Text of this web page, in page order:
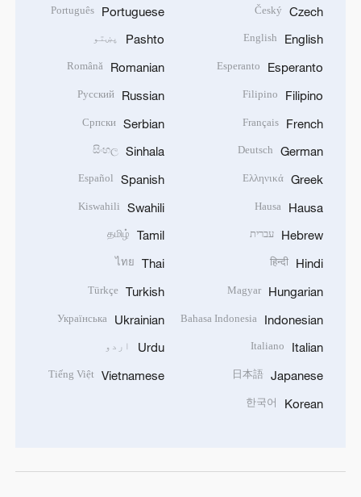
Czech
Český
English
English
Esperanto
Esperanto
Filipino
Filipino
French
Français
German
Deutsch
Greek
Ελληνικά
Hausa
Hausa
Hebrew עברית
Hindi
हिन्दी
Hungarian
Magyar
Indonesian
Bahasa Indonesia
Italian
Italiano
Japanese
日本語
Korean
한국어
Portuguese
Português
Pashto پښتو
Romanian
Română
Russian
Русский
Serbian
Српски
Sinhala
සිංහල
Spanish
Español
Swahili
Kiswahili
Tamil
தமிழ்
Thai
ไทย
Turkish
Türkçe
Ukrainian
Українська
Urdu اردو
Vietnamese
Tiếng Việt